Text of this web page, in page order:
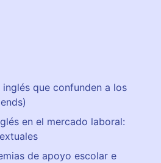
que confunden a los
en el mercado laboral:
de apoyo escolar e